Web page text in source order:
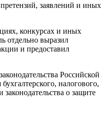
заявлений и иных
конкурсах и иных
отдельно выразил
и предоставил
Российской
налогового,
законодательства о защите